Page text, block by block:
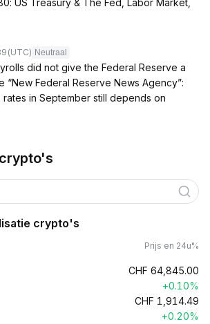
US Treasury & The Fed, Labor Market,
(UTC) Neutraal
did not give the Federal Reserve a
“New Federal Reserve News Agency”:
in September still depends on
crypto's
Prijs en 24u%
CHF 64,845.00
+0.10%
CHF 1,914.49
+0.20%